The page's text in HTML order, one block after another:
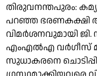
തിരുവനന്തപുരം:
പറഞ്ഞ ഭരണകക്ഷി
വിമർശനവുമായി
എംഎൽഎ വർഗീസ്
സുധാകരനെ